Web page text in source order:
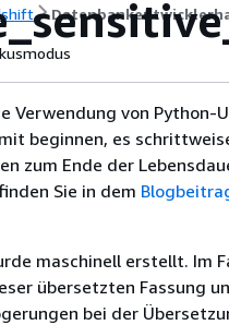
von Python-
beginnen, es
zum Ende der
Sie in dem
maschinell erstellt. Im
übersetzten Fassung
bei der